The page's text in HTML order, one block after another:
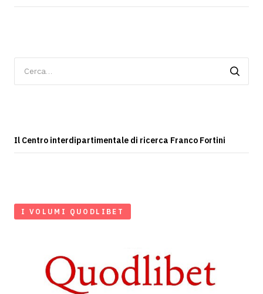
per:
Il Centro interdipartimentale di ricerca Franco Fortini
I VOLUMI QUODLIBET